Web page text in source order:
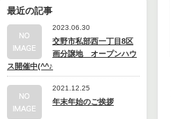
最近の記事
2023.06.30
交野市私部西一丁目8区
画分譲地 オープンハウ
ス開催中(^^♪
2021.12.25
年末年始のご挨拶